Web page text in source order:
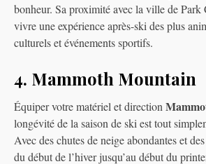
bonheur. Sa proximité avec la ville de Park
vivre une expérience après-ski des plus
culturels et événements sportifs.
4. Mammoth Mountain
Équiper votre matériel et direction
longévité de la saison de ski est tout
Avec des chutes de neige abondantes et
du début de l’hiver jusqu’au début du